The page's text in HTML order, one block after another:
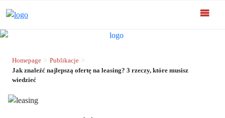
Homepage > Publikacje >
Jak znaleźć najlepszą ofertę na leasing? 3 rzeczy, które musisz
wiedzieć